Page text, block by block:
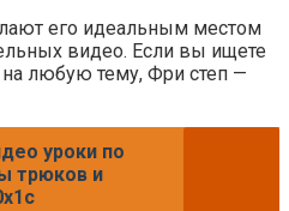
его идеальным местом
видео. Если вы ищете
любую тему, Фри степ —
уроки по
трюков и